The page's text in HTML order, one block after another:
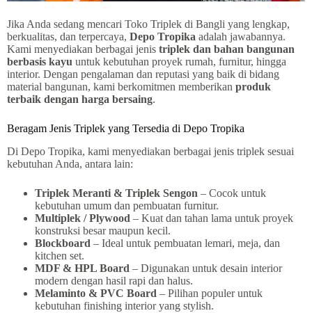
Jika Anda sedang mencari Toko Triplek di Bangli yang lengkap,
berkualitas, dan terpercaya, Depo Tropika adalah jawabannya.
Kami menyediakan berbagai jenis triplek dan bahan bangunan
berbasis kayu untuk kebutuhan proyek rumah, furnitur, hingga
interior. Dengan pengalaman dan reputasi yang baik di bidang
material bangunan, kami berkomitmen memberikan produk
terbaik dengan harga bersaing.
Beragam Jenis Triplek yang Tersedia di Depo Tropika
Di Depo Tropika, kami menyediakan berbagai jenis triplek sesuai
kebutuhan Anda, antara lain:
Triplek Meranti & Triplek Sengon – Cocok untuk
kebutuhan umum dan pembuatan furnitur.
Multiplek / Plywood – Kuat dan tahan lama untuk proyek
konstruksi besar maupun kecil.
Blockboard – Ideal untuk pembuatan lemari, meja, dan
kitchen set.
MDF & HPL Board – Digunakan untuk desain interior
modern dengan hasil rapi dan halus.
Melaminto & PVC Board – Pilihan populer untuk
kebutuhan finishing interior yang stylish.